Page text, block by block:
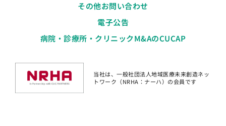
その他お問い合わせ
電子公告
病院・診療所・クリニックM&AのCUCAP
当社は、一般社団法人地域医療未来創造ネッ
トワーク（NRHA：ナーハ）の会員です